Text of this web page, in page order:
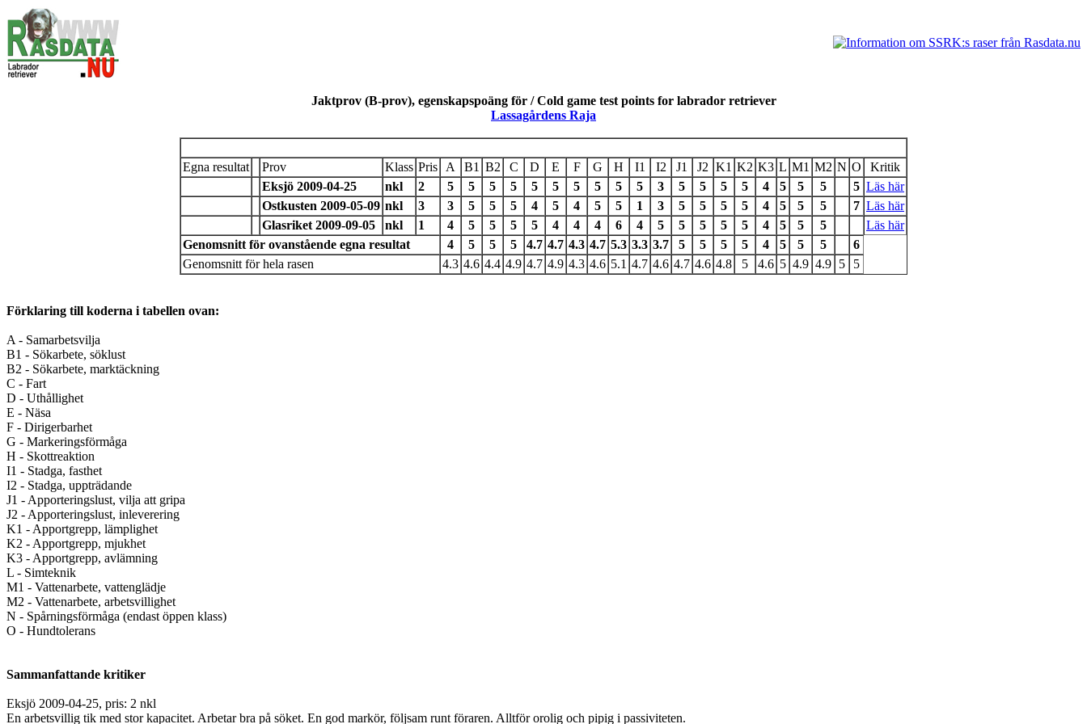
Jaktprov (B-prov), egenskapspoäng för / Cold game test points for labrador retriever
Lassagårdens Raja
Egna resultat Prov Klass Pris A B1 B2 C D E F G H I1 I2 J1 J2 K1 K2 K3 L M1 M2 N O
Kritik
Eksjö 2009-04-25
nkl 2 5 5 5 5 5 5 5 5 5 5 3 5 5 5 5 4 5 5 5 5 Läs här
Ostkusten 2009-05-09 nkl 3 3 5 5 5 4 5 4 5 5 1 3 5 5 5 5 4 5 5 5 7 Läs här
Glasriket 2009-09-05
nkl 1 4 5 5 5 5 4 4 4 6 4 5 5 5 5 5 4 5 5 5
Läs här
Genomsnitt för ovanstående egna resultat
4 5 5 5 4.7 4.7 4.3 4.7 5.3 3.3 3.7 5 5 5 5 4 5 5 5
6
Genomsnitt för hela rasen
4.3 4.6 4.4 4.9 4.7 4.9 4.3 4.6 5.1 4.7 4.6 4.7 4.6 4.8 5 4.6 5 4.9 4.9 5 5
Förklaring till koderna i tabellen ovan:
A - Samarbetsvilja
B1 - Sökarbete, söklust
B2 - Sökarbete, marktäckning
C - Fart
D - Uthållighet
E - Näsa
F - Dirigerbarhet
G - Markeringsförmåga
H - Skottreaktion
I1 - Stadga, fasthet
I2 - Stadga, uppträdande
J1 - Apporteringslust, vilja att gripa
J2 - Apporteringslust, inleverering
K1 - Apportgrepp, lämplighet
K2 - Apportgrepp, mjukhet
K3 - Apportgrepp, avlämning
L - Simteknik
M1 - Vattenarbete, vattenglädje
M2 - Vattenarbete, arbetsvillighet
N - Spårningsförmåga (endast öppen klass)
O - Hundtolerans
Sammanfattande kritiker
Eksjö 2009-04-25, pris: 2 nkl
En arbetsvillig tik med stor kapacitet. Arbetar bra på söket. En god markör, följsam runt föraren. Alltför orolig och pipig i passiviteten.